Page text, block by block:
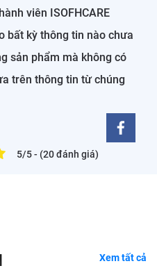
viên ISOFHCARE
bất kỳ thông tin nào chưa
sản phẩm mà không có
trên thông tin từ chúng
5/5- (20 đánh giá)
Xem tất cả